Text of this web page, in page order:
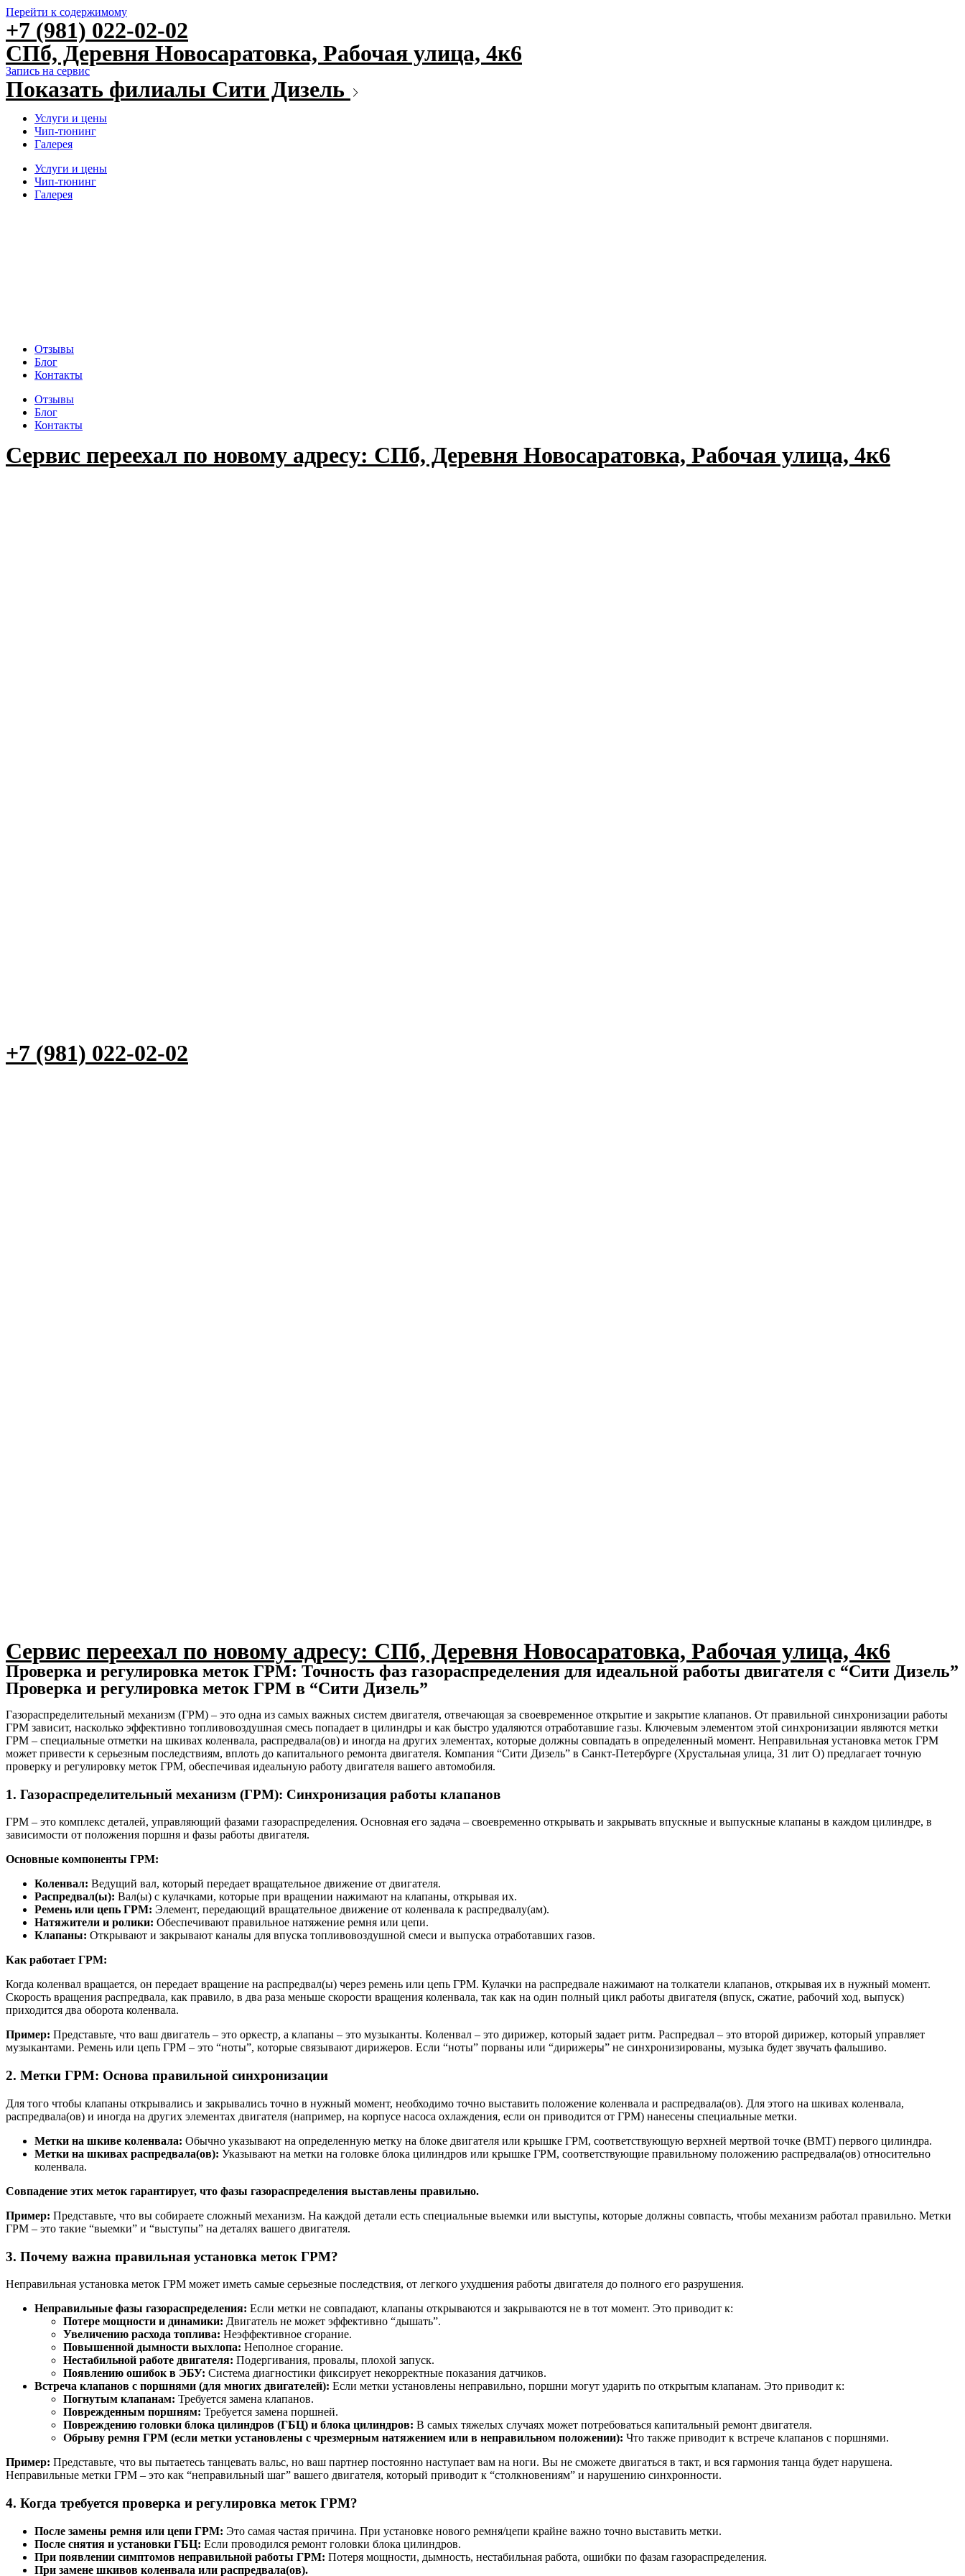
Перейти к содержимому
+7 (981) 022-02-02
СПб, Деревня Новосаратовка, Рабочая улица, 4к6
Запись на сервис
Показать филиалы Сити Дизель
Услуги и цены
Чип-тюнинг
Галерея
Услуги и цены
Чип-тюнинг
Галерея
Отзывы
Блог
Контакты
Отзывы
Блог
Контакты
Сервис переехал по новому адресу: СПб, Деревня Новосаратовка, Рабочая улица, 4к6
+7 (981) 022-02-02
Сервис переехал по новому адресу: СПб, Деревня Новосаратовка, Рабочая улица, 4к6
Проверка и регулировка меток ГРМ: Точность фаз газораспределения для идеальной работы двигателя с “Сити Дизель”
Проверка и регулировка меток ГРМ в “Сити Дизель”
Газораспределительный механизм (ГРМ) – это одна из самых важных систем двигателя, отвечающая за своевременное открытие и закрытие клапанов. От правильной синхронизации работы
ГРМ зависит, насколько эффективно топливовоздушная смесь попадает в цилиндры и как быстро удаляются отработавшие газы. Ключевым элементом этой синхронизации являются метки
ГРМ – специальные отметки на шкивах коленвала, распредвала(ов) и иногда на других элементах, которые должны совпадать в определенный момент. Неправильная установка меток ГРМ
может привести к серьезным последствиям, вплоть до капитального ремонта двигателя. Компания “Сити Дизель” в Санкт-Петербурге (Хрустальная улица, 31 лит О) предлагает точную
проверку и регулировку меток ГРМ, обеспечивая идеальную работу двигателя вашего автомобиля.
1. Газораспределительный механизм (ГРМ): Синхронизация работы клапанов
ГРМ – это комплекс деталей, управляющий фазами газораспределения. Основная его задача – своевременно открывать и закрывать впускные и выпускные клапаны в каждом цилиндре, в
зависимости от положения поршня и фазы работы двигателя.
Основные компоненты ГРМ:
Коленвал: Ведущий вал, который передает вращательное движение от двигателя.
Распредвал(ы): Вал(ы) с кулачками, которые при вращении нажимают на клапаны, открывая их.
Ремень или цепь ГРМ: Элемент, передающий вращательное движение от коленвала к распредвалу(ам).
Натяжители и ролики: Обеспечивают правильное натяжение ремня или цепи.
Клапаны: Открывают и закрывают каналы для впуска топливовоздушной смеси и выпуска отработавших газов.
Как работает ГРМ:
Когда коленвал вращается, он передает вращение на распредвал(ы) через ремень или цепь ГРМ. Кулачки на распредвале нажимают на толкатели клапанов, открывая их в нужный момент.
Скорость вращения распредвала, как правило, в два раза меньше скорости вращения коленвала, так как на один полный цикл работы двигателя (впуск, сжатие, рабочий ход, выпуск)
приходится два оборота коленвала.
Пример: Представьте, что ваш двигатель – это оркестр, а клапаны – это музыканты. Коленвал – это дирижер, который задает ритм. Распредвал – это второй дирижер, который управляет
музыкантами. Ремень или цепь ГРМ – это “ноты”, которые связывают дирижеров. Если “ноты” порваны или “дирижеры” не синхронизированы, музыка будет звучать фальшиво.
2. Метки ГРМ: Основа правильной синхронизации
Для того чтобы клапаны открывались и закрывались точно в нужный момент, необходимо точно выставить положение коленвала и распредвала(ов). Для этого на шкивах коленвала,
распредвала(ов) и иногда на других элементах двигателя (например, на корпусе насоса охлаждения, если он приводится от ГРМ) нанесены специальные метки.
Метки на шкиве коленвала: Обычно указывают на определенную метку на блоке двигателя или крышке ГРМ, соответствующую верхней мертвой точке (ВМТ) первого цилиндра.
Метки на шкивах распредвала(ов): Указывают на метки на головке блока цилиндров или крышке ГРМ, соответствующие правильному положению распредвала(ов) относительно
коленвала.
Совпадение этих меток гарантирует, что фазы газораспределения выставлены правильно.
Пример: Представьте, что вы собираете сложный механизм. На каждой детали есть специальные выемки или выступы, которые должны совпасть, чтобы механизм работал правильно. Метки
ГРМ – это такие “выемки” и “выступы” на деталях вашего двигателя.
3. Почему важна правильная установка меток ГРМ?
Неправильная установка меток ГРМ может иметь самые серьезные последствия, от легкого ухудшения работы двигателя до полного его разрушения.
Неправильные фазы газораспределения: Если метки не совпадают, клапаны открываются и закрываются не в тот момент. Это приводит к:
Потере мощности и динамики: Двигатель не может эффективно “дышать”.
Увеличению расхода топлива: Неэффективное сгорание.
Повышенной дымности выхлопа: Неполное сгорание.
Нестабильной работе двигателя: Подергивания, провалы, плохой запуск.
Появлению ошибок в ЭБУ: Система диагностики фиксирует некорректные показания датчиков.
Встреча клапанов с поршнями (для многих двигателей): Если метки установлены неправильно, поршни могут ударить по открытым клапанам. Это приводит к:
Погнутым клапанам: Требуется замена клапанов.
Поврежденным поршням: Требуется замена поршней.
Повреждению головки блока цилиндров (ГБЦ) и блока цилиндров: В самых тяжелых случаях может потребоваться капитальный ремонт двигателя.
Обрыву ремня ГРМ (если метки установлены с чрезмерным натяжением или в неправильном положении): Что также приводит к встрече клапанов с поршнями.
Пример: Представьте, что вы пытаетесь танцевать вальс, но ваш партнер постоянно наступает вам на ноги. Вы не сможете двигаться в такт, и вся гармония танца будет нарушена.
Неправильные метки ГРМ – это как “неправильный шаг” вашего двигателя, который приводит к “столкновениям” и нарушению синхронности.
4. Когда требуется проверка и регулировка меток ГРМ?
После замены ремня или цепи ГРМ: Это самая частая причина. При установке нового ремня/цепи крайне важно точно выставить метки.
После снятия и установки ГБЦ: Если проводился ремонт головки блока цилиндров.
При появлении симптомов неправильной работы ГРМ: Потеря мощности, дымность, нестабильная работа, ошибки по фазам газораспределения.
При замене шкивов коленвала или распредвала(ов).